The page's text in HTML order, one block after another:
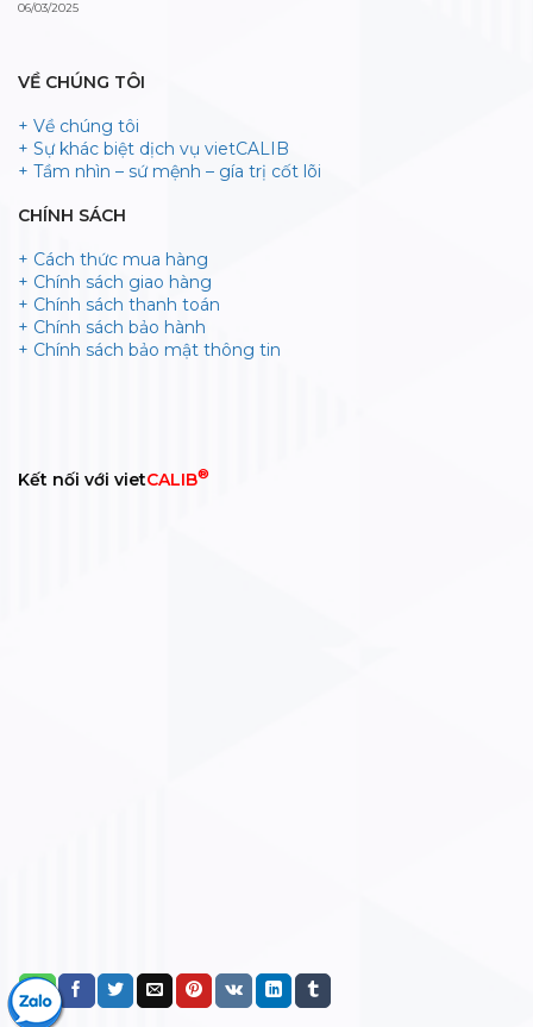
06/03/2025
VỀ CHÚNG TÔI
+ Về chúng tôi
+ Sự khác biệt dịch vụ vietCALIB
+ Tầm nhìn – sứ mệnh – gía trị cốt lõi
CHÍNH SÁCH
+ Cách thức mua hàng
+ Chính sách giao hàng
+ Chính sách thanh toán
+ Chính sách bảo hành
+ Chính sách bảo mật thông tin
Kết nối với vietCALIB®